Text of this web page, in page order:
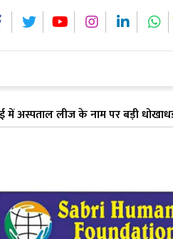
लीज के नाम पर बड़ी धोखाधड़ी: